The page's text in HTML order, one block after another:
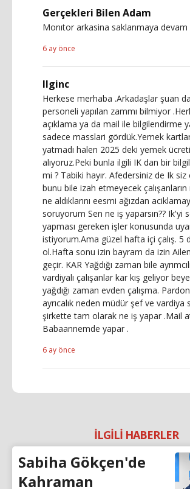
Gerçekleri Bilen Adam
Monıtor arkasina saklanmaya devam
6 ay önce
Ilginc
Herkese merhaba .Arkadaşlar şuan
personeli yapılan zammı bilmiyor
açıklama ya da mail ile bilgilendirme
sadece masslari gördük.Yemek
yatmadı halen 2025 deki yemek
alıyoruz.Peki bunla ilgili IK dan bir
mi ? Tabiki hayır. Afedersiniz de Ik siz
bunu bile izah etmeyecek
ne aldıklarını eesmi ağızdan
soruyorum Sen ne iş yaparsın?? Ik'yi
yapması gereken işler konusunda
istiyorum.Ama güzel hafta içi çalış. 5
ol.Hafta sonu izin bayram da izin
geçir. KAR Yağdığı zaman bile
vardiyalı çalışanlar kar kış geliyor
yağdığı zaman evden çalışma.
ayrıcalık neden müdür şef ve vardiya
şirkette tam olarak ne iş yapar .Mail
Babaannemde yapar .
6 ay önce
İLGİLİ HABERLER
Sabiha Gökçen'de
Kahraman